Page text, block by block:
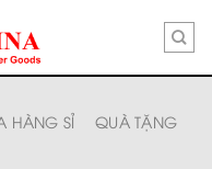
HÀNG SỈ QUÀ TẶNG